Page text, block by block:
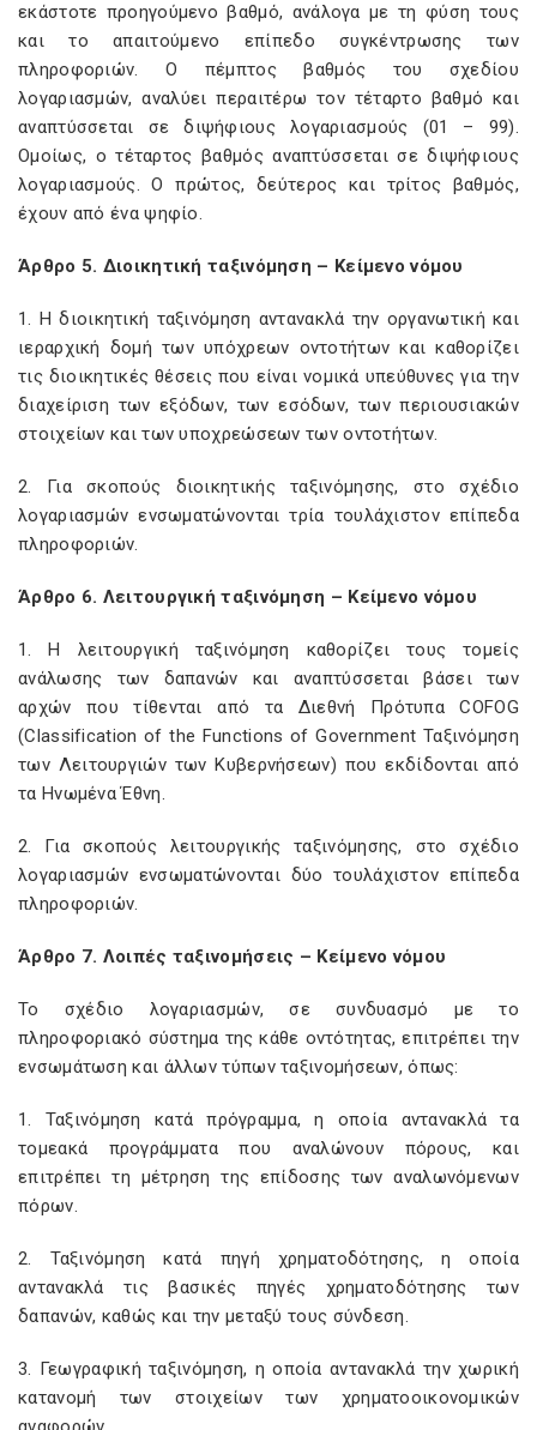
εκάστοτε προηγούμενο βαθμό, ανάλογα με τη φύση τους
και το απαιτούμενο επίπεδο συγκέντρωσης των
πληροφοριών. Ο πέμπτος βαθμός του σχεδίου
λογαριασμών, αναλύει περαιτέρω τον τέταρτο βαθμό και
αναπτύσσεται σε διψήφιους λογαριασμούς (01 – 99).
Ομοίως, ο τέταρτος βαθμός αναπτύσσεται σε διψήφιους
λογαριασμούς. Ο πρώτος, δεύτερος και τρίτος βαθμός,
έχουν από ένα ψηφίο.
Άρθρο 5. Διοικητική ταξινόμηση – Κείμενο νόμου
1. Η διοικητική ταξινόμηση αντανακλά την οργανωτική και
ιεραρχική δομή των υπόχρεων οντοτήτων και καθορίζει
τις διοικητικές θέσεις που είναι νομικά υπεύθυνες για την
διαχείριση των εξόδων, των εσόδων, των περιουσιακών
στοιχείων και των υποχρεώσεων των οντοτήτων.
2. Για σκοπούς διοικητικής ταξινόμησης, στο σχέδιο
λογαριασμών ενσωματώνονται τρία τουλάχιστον επίπεδα
πληροφοριών.
Άρθρο 6. Λειτουργική ταξινόμηση – Κείμενο νόμου
1. Η λειτουργική ταξινόμηση καθορίζει τους τομείς
ανάλωσης των δαπανών και αναπτύσσεται βάσει των
αρχών που τίθενται από τα Διεθνή Πρότυπα COFOG
(Classification of the Functions of Government Ταξινόμηση
των Λειτουργιών των Κυβερνήσεων) που εκδίδονται από
τα Ηνωμένα Έθνη.
2. Για σκοπούς λειτουργικής ταξινόμησης, στο σχέδιο
λογαριασμών ενσωματώνονται δύο τουλάχιστον επίπεδα
πληροφοριών.
Άρθρο 7. Λοιπές ταξινομήσεις – Κείμενο νόμου
Το σχέδιο λογαριασμών, σε συνδυασμό με το
πληροφοριακό σύστημα της κάθε οντότητας, επιτρέπει την
ενσωμάτωση και άλλων τύπων ταξινομήσεων, όπως:
1. Ταξινόμηση κατά πρόγραμμα, η οποία αντανακλά τα
τομεακά προγράμματα που αναλώνουν πόρους, και
επιτρέπει τη μέτρηση της επίδοσης των αναλωνόμενων
πόρων.
2. Ταξινόμηση κατά πηγή χρηματοδότησης, η οποία
αντανακλά τις βασικές πηγές χρηματοδότησης των
δαπανών, καθώς και την μεταξύ τους σύνδεση.
3. Γεωγραφική ταξινόμηση, η οποία αντανακλά την χωρική
κατανομή των στοιχείων των χρηματοοικονομικών